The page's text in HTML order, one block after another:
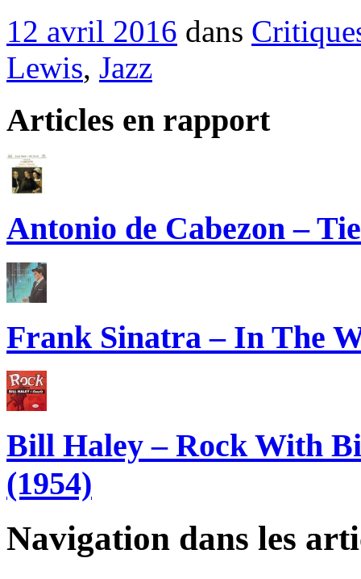
12 avril 2016 dans
Lewis, Jazz
Articles en rapport
Antonio de Cabezon –
Frank Sinatra – In The
Bill Haley – Rock With
(1954)
Navigation dans les